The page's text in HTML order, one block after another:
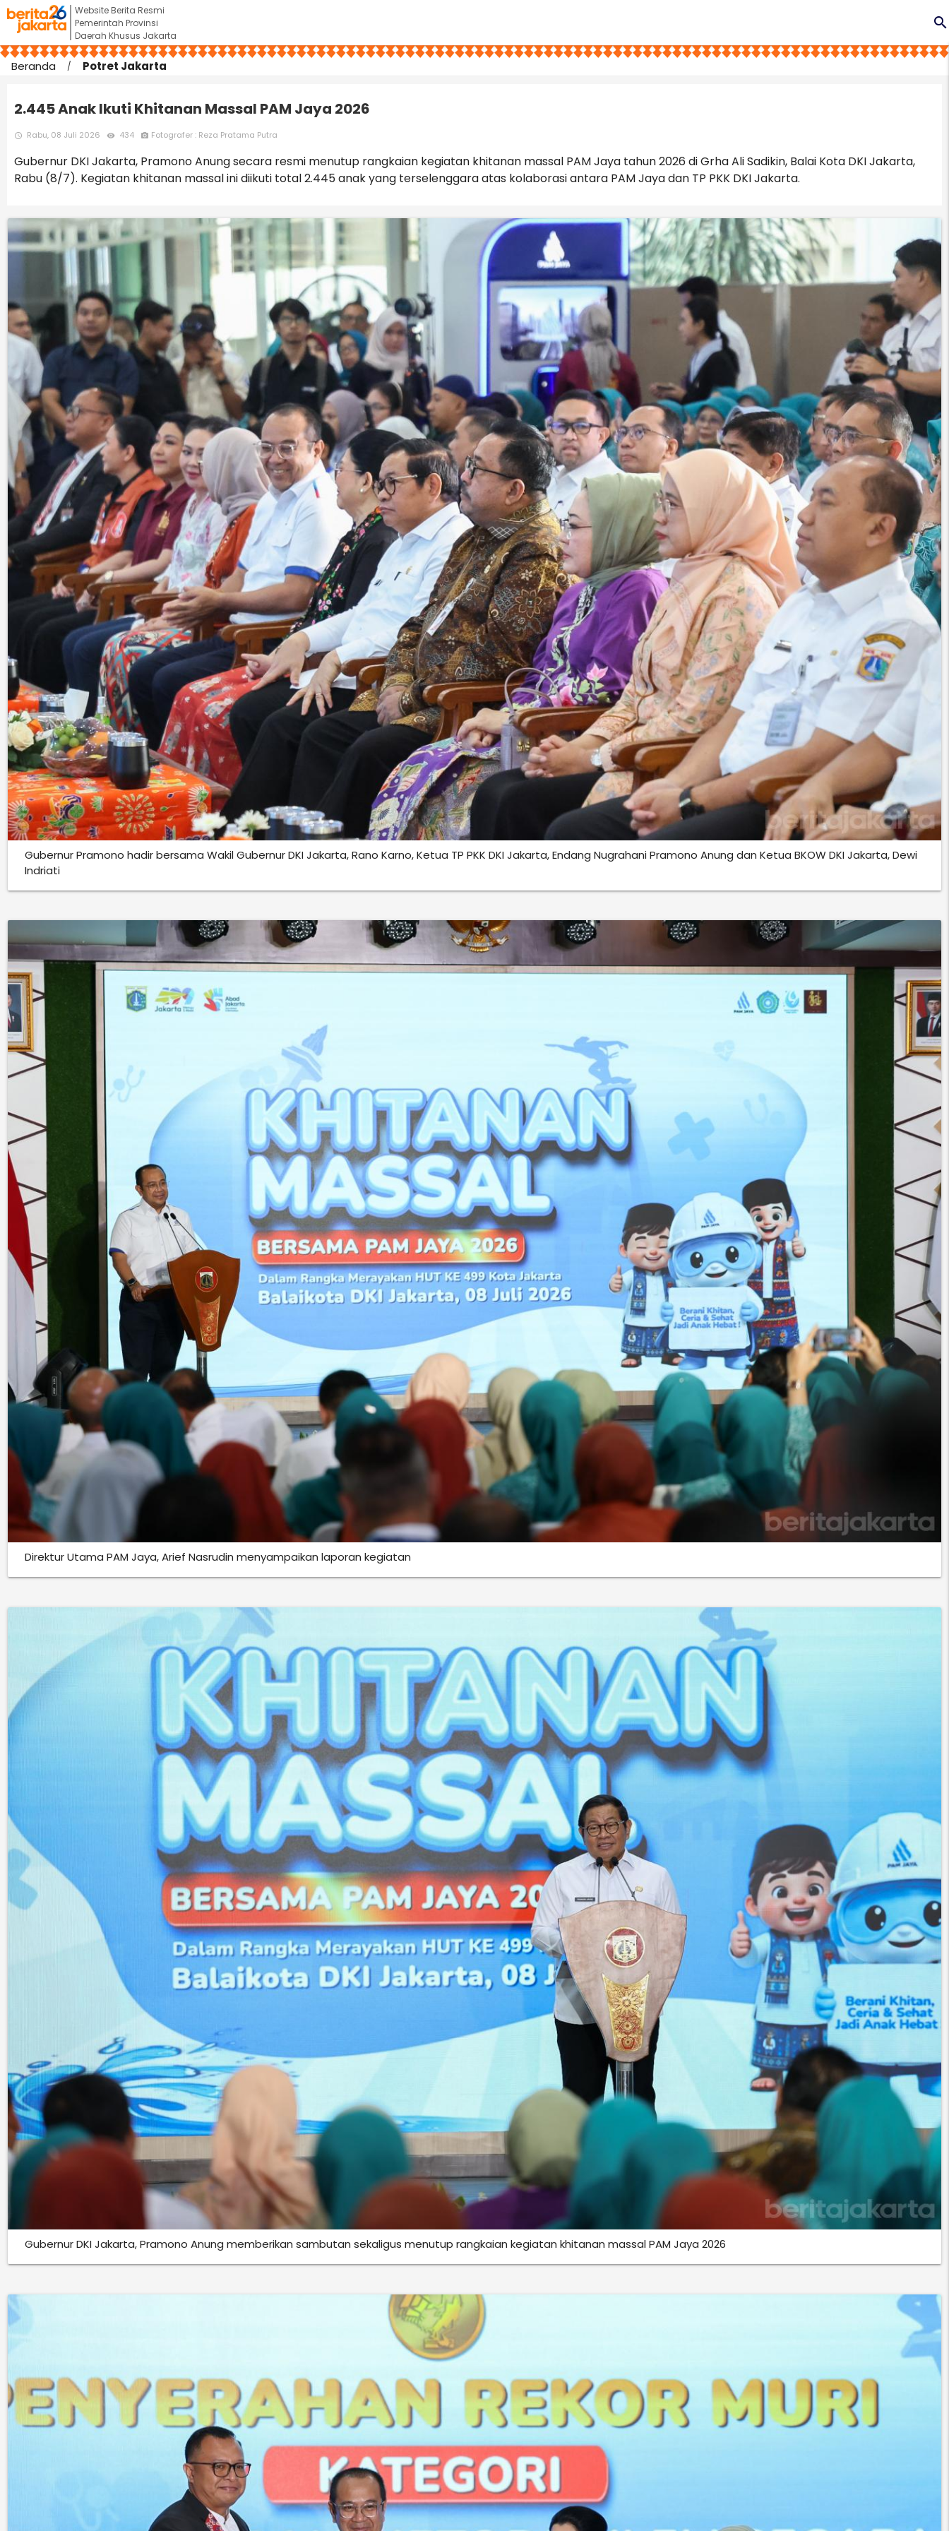
Website Berita Resmi
Pemerintah Provinsi
Daerah Khusus Jakarta
search
Beranda Potret Jakarta
2.445 Anak Ikuti Khitanan Massal PAM Jaya 2026
access_time Rabu, 08 Juli 2026 remove_red_eye 434 photo_camera Fotografer : Reza Pratama Putra
Gubernur DKI Jakarta, Pramono Anung secara resmi menutup rangkaian kegiatan khitanan massal PAM Jaya tahun 2026 di Grha Ali Sadikin, Balai Kota DKI Jakarta,
Rabu (8/7). Kegiatan khitanan massal ini diikuti total 2.445 anak yang terselenggara atas kolaborasi antara PAM Jaya dan TP PKK DKI Jakarta.
Gubernur Pramono hadir bersama Wakil Gubernur DKI Jakarta, Rano Karno, Ketua TP PKK DKI Jakarta, Endang Nugrahani Pramono Anung dan Ketua BKOW DKI Jakarta, Dewi
Indriati
Direktur Utama PAM Jaya, Arief Nasrudin menyampaikan laporan kegiatan
Gubernur DKI Jakarta, Pramono Anung memberikan sambutan sekaligus menutup rangkaian kegiatan khitanan massal PAM Jaya 2026